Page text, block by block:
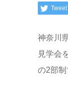
Tweet
神奈川
見学会
の2部